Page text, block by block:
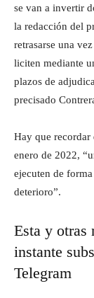
se van a invertir
la redacción del
retrasarse una
liciten mediante
plazos de
precisado
Hay que recordar
enero de 2022,
ejecuten de
deterioro”.
Esta y otras
instante
Telegram